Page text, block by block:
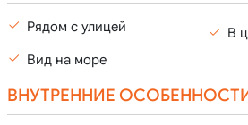
Рядом с улицей
Вид на море
В
ВНУТРЕННИЕ